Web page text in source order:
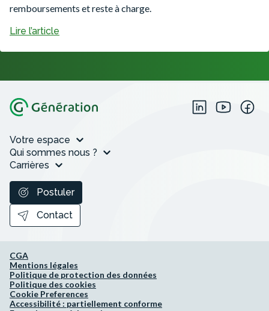
remboursements et reste à charge.
Lire l’article
Votre espace
Qui sommes nous ?
Carrières
Postuler
Contact
CGA
Mentions légales
Politique de protection des données
Politique des cookies
Cookie Preferences
Accessibilité : partiellement conforme